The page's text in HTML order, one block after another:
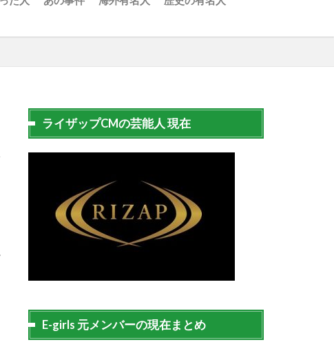
ライザップCMの芸能人 現在
E-girls 元メンバーの現在まとめ